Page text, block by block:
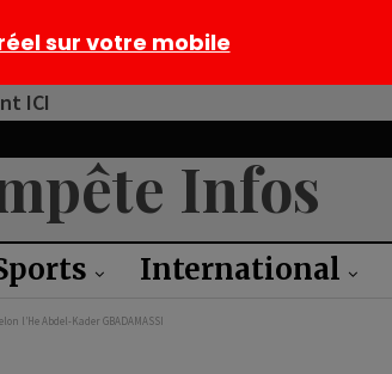
ICI
International
l’He Abdel-Kader GBADAMASSI
sur votre mobile